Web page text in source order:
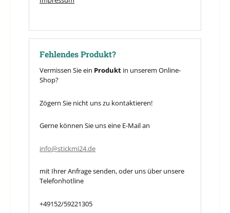
Fehlendes Produkt?
Vermissen Sie ein Produkt in unserem Online-
Shop?
Zögern Sie nicht uns zu kontaktieren!
Gerne können Sie uns eine E-Mail an
info@stickmi24.de
mit Ihrer Anfrage senden, oder uns über unsere
Telefonhotline
+49152/59221305